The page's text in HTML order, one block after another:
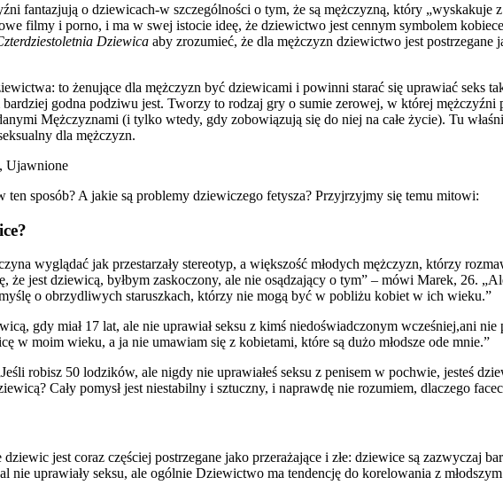
fantazjują o dziewicach-w szczególności o tym, że są mężczyzną, który „wyskakuje
filmy i porno, i ma w swej istocie ideę, że dziewictwo jest cennym symbolem
Dziewica aby zrozumieć, że dla mężczyzn dziewictwo jest
to żenujące dla mężczyzn być dziewicami i powinni starać się uprawiać seks
godna podziwu jest. Tworzy to rodzaj gry o sumie zerowej, w której
Mężczyznami (i tylko wtedy, gdy zobowiązują się do niej na całe życie). Tu
dla mężczyzn.
Ujawnione
sposób? A jakie są problemy dziewiczego fetysza? Przyjrzyjmy się temu mitowi:
wyglądać jak przestarzały stereotyp, a większość młodych mężczyzn, którzy
że jest dziewicą, byłbym zaskoczony, ale nie osądzający o tym” – mówi Marek, 26.
o obrzydliwych staruszkach, którzy nie mogą być w pobliżu kobiet w ich wieku.”
gdy miał 17 lat, ale nie uprawiał seksu z kimś niedoświadczonym wcześniej,ani
w moim wieku, a ja nie umawiam się z kobietami, które są dużo młodsze ode mnie.”
robisz 50 lodzików, ale nigdy nie uprawiałeś seksu z penisem w pochwie, jesteś
Cały pomysł jest niestabilny i sztuczny, i naprawdę nie rozumiem, dlaczego
jest coraz częściej postrzegane jako przerażające i złe: dziewice są zazwyczaj
uprawiały seksu, ale ogólnie Dziewictwo ma tendencję do korelowania z